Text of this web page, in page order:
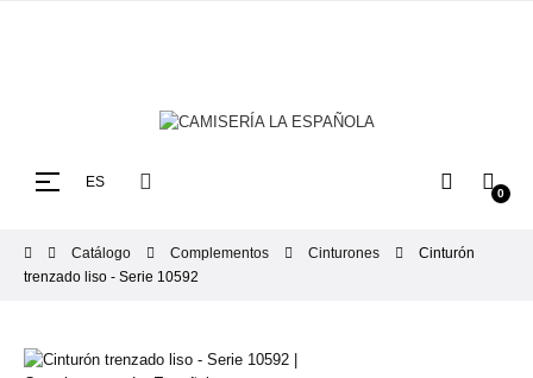
Navegación
☰ ES
0
Catálogo Complementos Cinturones
Cinturón
trenzado liso - Serie 10592